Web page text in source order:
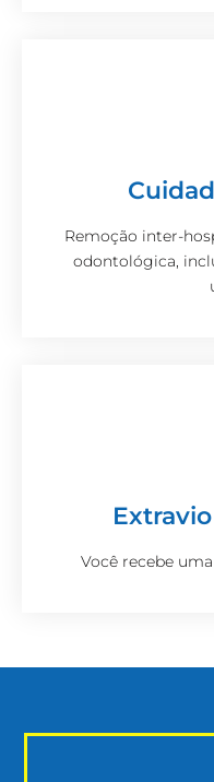
Remoção inter-
odontológica,
Você recebe